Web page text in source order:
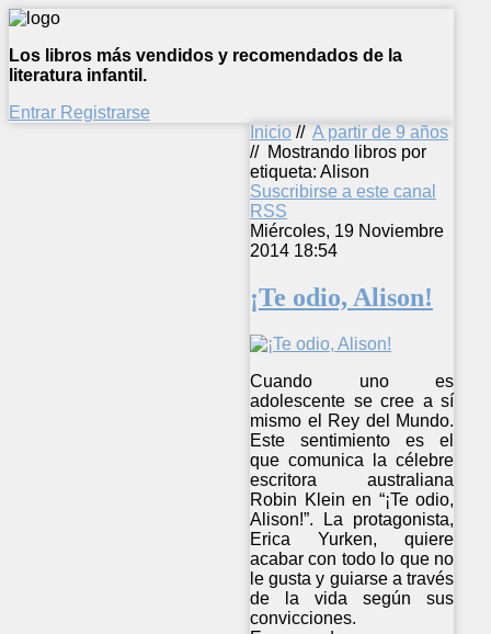
Los libros más vendidos y recomendados de la
literatura infantil.
Entrar Registrarse
Inicio // A partir de 9 años
// Mostrando libros por
etiqueta: Alison
Suscribirse a este canal
RSS
Miércoles, 19 Noviembre
2014 18:54
¡Te odio, Alison!
Cuando uno es
adolescente se cree a sí
mismo el Rey del Mundo.
Este sentimiento es el
que comunica la célebre
escritora australiana
Robin Klein en “¡Te odio,
Alison!”. La protagonista,
Erica Yurken, quiere
acabar con todo lo que no
le gusta y guiarse a través
de la vida según sus
convicciones.